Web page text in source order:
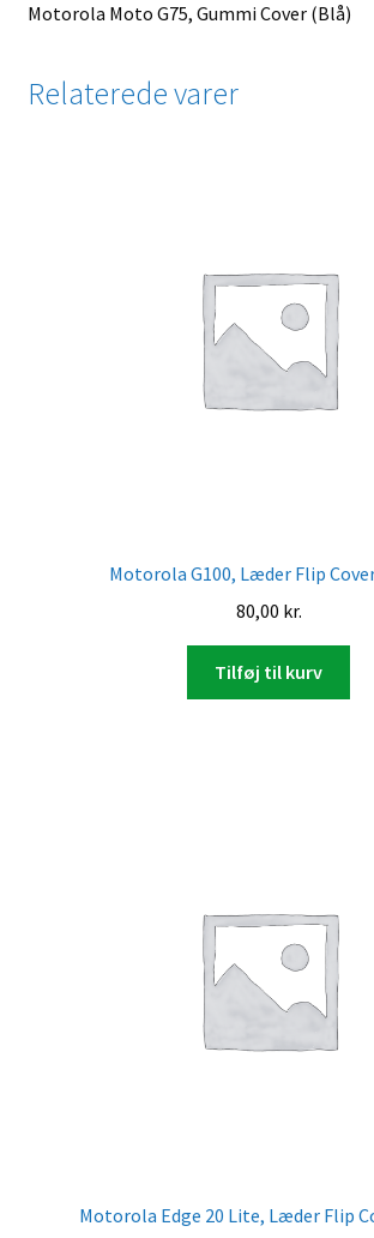
Motorola Moto G75, Gummi Cover (Blå)
Relaterede varer
Motorola G100, Læder Flip
80,00 kr.
Tilføj til kurv
Motorola Edge 20 Lite, Læder Flip